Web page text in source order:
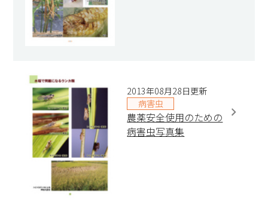
2013年08月28日更新
病害虫
農薬安全使用のための
病害虫写真集